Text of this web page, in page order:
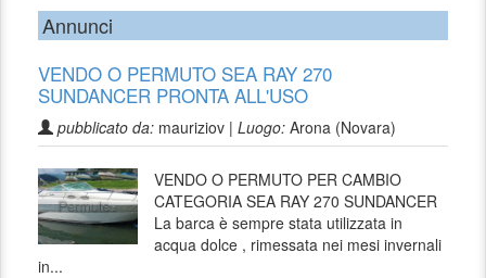
Annunci
VENDO O PERMUTO SEA RAY 270
SUNDANCER PRONTA ALL'USO
pubblicato da: mauriziov | Luogo: Arona (Novara)
VENDO O PERMUTO PER CAMBIO
CATEGORIA SEA RAY 270 SUNDANCER
La barca è sempre stata utilizzata in
acqua dolce , rimessata nei mesi invernali
in...